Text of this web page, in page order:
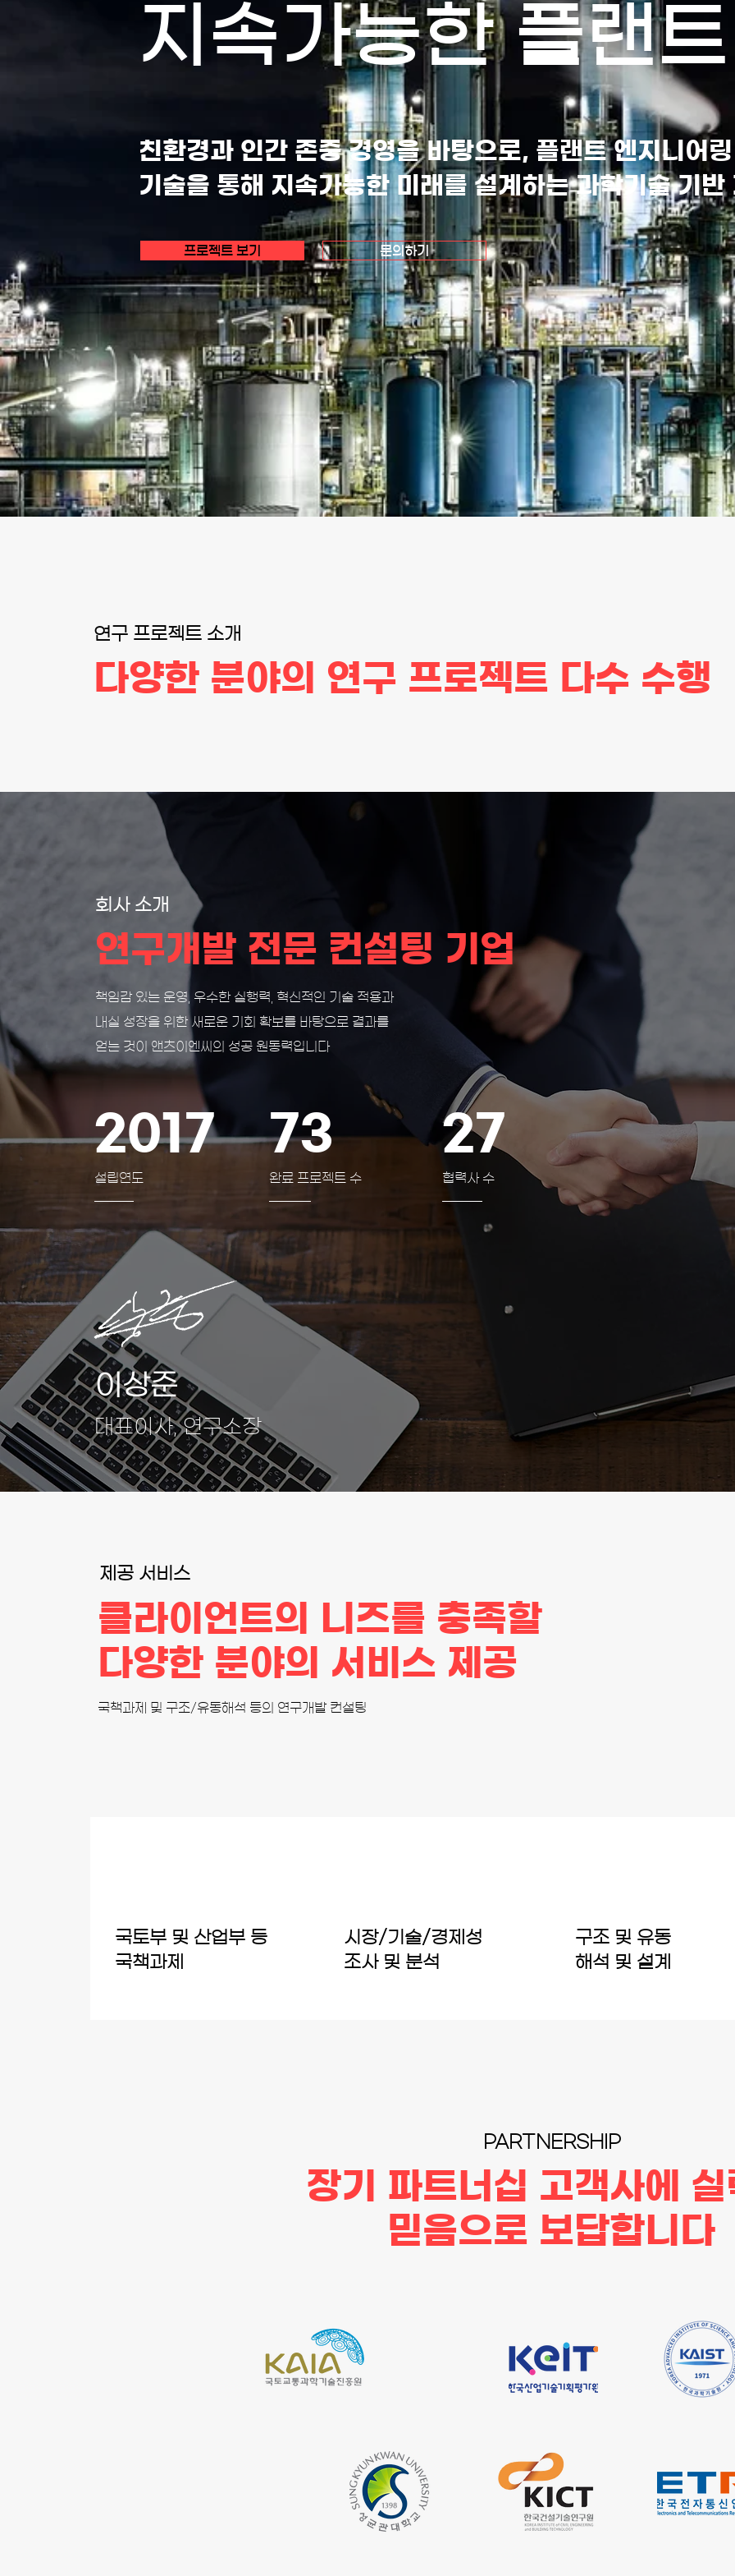
지속가능한 플랜
친환경과 인간 존중 경영을 바탕으로, 플랜트 엔지니어
기술을 통해 지속가능한 미래를 설계하는 과학기술 기반
프로젝트 보기 문의하기
연구 프로젝트 소개
다양한 분야의 연구 프로젝트 다수 수행
회사 소개
연구개발 전문 컨설팅 기업
책임감 있는 운영, 우수한 실행력, 혁신적인 기술 적용과
내실 성장을 위한 새로운 기회 확보를 바탕으로 결과를
얻는 것이 앤츠이엔씨의 성공 원동력입니다
2017
​설립연도
73
완료 프로젝트 수
27
협력사 수
이상준
대표이사, 연구소장
제공 서비스
​클라이언트의 니즈를 충족할
다양한 분야의 서비스 제공
국책과제 및 구조/유동해석 등의 연구개발 컨설팅
​국토부 및 산업부 등
국책과제
​시장/기술/경제성
조사 및 분석
구조 및 유동
​해석 및 설계
PARTNERSHIP
장기 파트너십 고객사에 실
믿음으로 보답합니다